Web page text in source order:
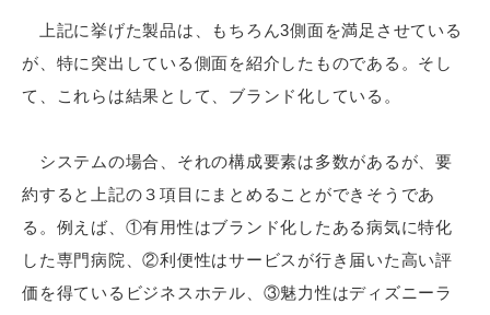
上記に挙げた製品は、もちろん3側面を満足させている
が、特に突出している側面を紹介したものである。そし
て、これらは結果として、ブランド化している。
システムの場合、それの構成要素は多数があるが、要
約すると上記の３項目にまとめることができそうであ
る。例えば、①有用性はブランド化したある病気に特化
した専門病院、②利便性はサービスが行き届いた高い評
価を得ているビジネスホテル、③魅力性はディズニーラ